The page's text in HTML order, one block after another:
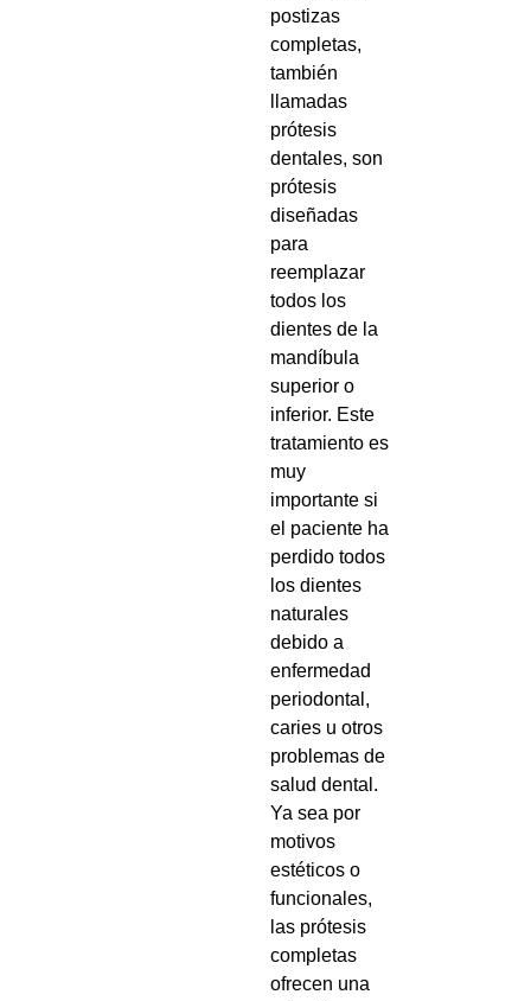
postizas
completas,
también
llamadas
prótesis
dentales, son
prótesis
diseñadas
para
reemplazar
todos los
dientes de la
mandíbula
superior o
inferior. Este
tratamiento es
muy
importante si
el paciente ha
perdido todos
los dientes
naturales
debido a
enfermedad
periodontal,
caries u otros
problemas de
salud dental.
Ya sea por
motivos
estéticos o
funcionales,
las prótesis
completas
ofrecen una